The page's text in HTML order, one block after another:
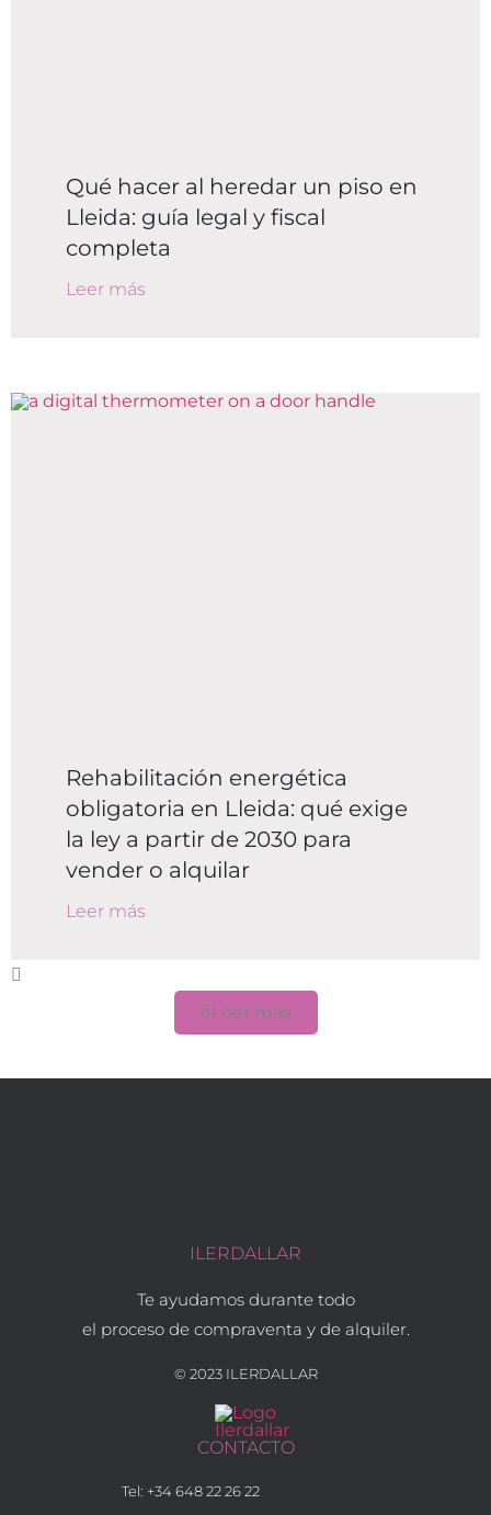
Qué hacer al heredar un piso en
Lleida: guía legal y fiscal
completa
Leer más
Rehabilitación energética
obligatoria en Lleida: qué exige
la ley a partir de 2030 para
vender o alquilar
Leer más
Leer mas
ILERDALLAR
Te ayudamos durante todo
el proceso de compraventa y de alquiler.
© 2023 ILERDALLAR
CONTACTO
Tel: +34 648 22 26 22